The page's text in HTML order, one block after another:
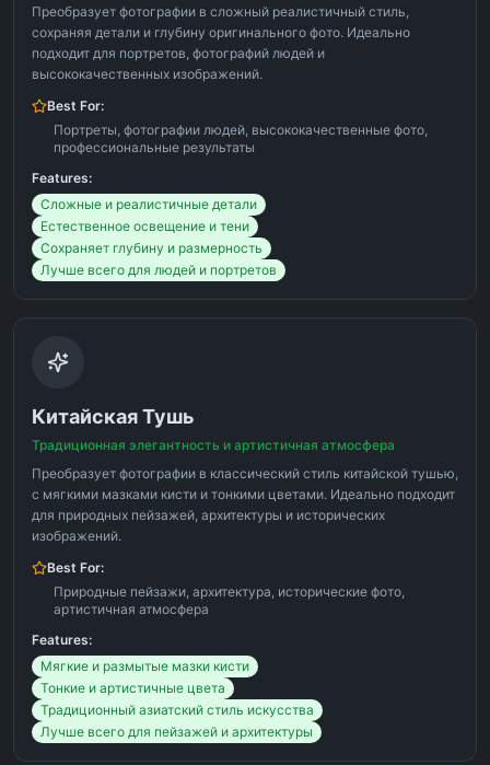
Преобразует фотографии в сложный реалистичный стиль,
сохраняя детали и глубину оригинального фото. Идеально
подходит для портретов, фотографий людей и
высококачественных изображений.
Best For:
Портреты, фотографии людей, высококачественные фото,
профессиональные результаты
Features:
Сложные и реалистичные детали
Естественное освещение и тени
Сохраняет глубину и размерность
Лучше всего для людей и портретов
Китайская Тушь
Традиционная элегантность и артистичная атмосфера
Преобразует фотографии в классический стиль китайской тушью,
с мягкими мазками кисти и тонкими цветами. Идеально подходит
для природных пейзажей, архитектуры и исторических
изображений.
Best For:
Природные пейзажи, архитектура, исторические фото,
артистичная атмосфера
Features:
Мягкие и размытые мазки кисти
Тонкие и артистичные цвета
Традиционный азиатский стиль искусства
Лучше всего для пейзажей и архитектуры